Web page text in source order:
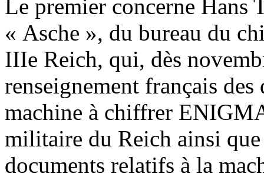
Le premier concerne
« Asche », du bureau du
IIIe Reich, qui, dès
renseignement français
machine à chiffrer
militaire du Reich ainsi
documents relatifs à la